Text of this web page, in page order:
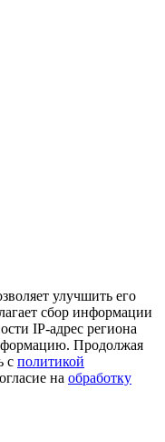
улучшить его
сбор информации
IP-адрес региона
Продолжая
с политикой
на обработку